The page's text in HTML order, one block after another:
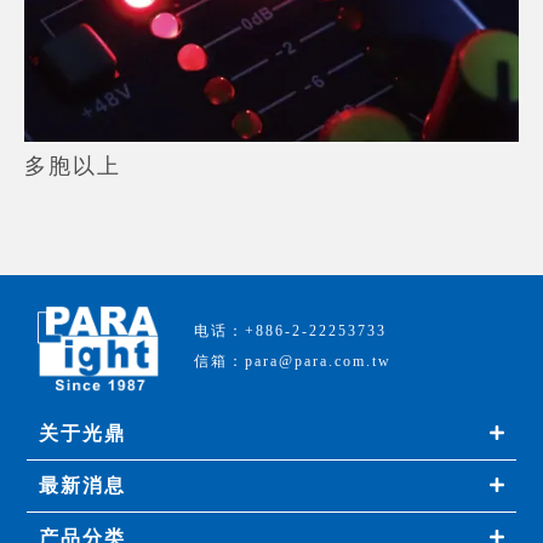
多胞以上
电话：+886-2-22253733
信箱：para@para.com.tw
关于光鼎
最新消息
产品分类